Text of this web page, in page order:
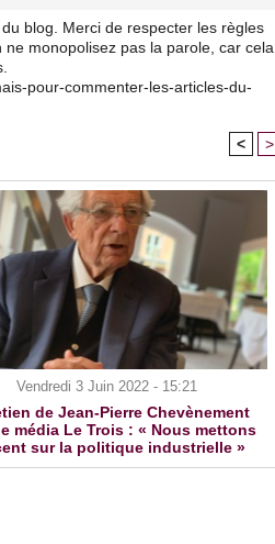
blog. Merci de respecter les règles
monopolisez pas la parole, car cela
pour-commenter-les-articles-du-
< >
Vendredi 3 Juin 2022 - 15:21
de Jean-Pierre Chevènement
média Le Trois : « Nous mettons
sur la politique industrielle »